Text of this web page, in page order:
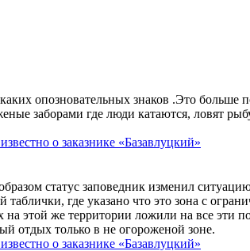
опозновательных знаков .Это больше
заборами где люди катаются, ловят
о заказнике «Базавлуцкий»
статус заповедник изменил
где указано что это зона с
этой же территории ложили на все эти
отдых только в не огороженой зоне.
о заказнике «Базавлуцкий»